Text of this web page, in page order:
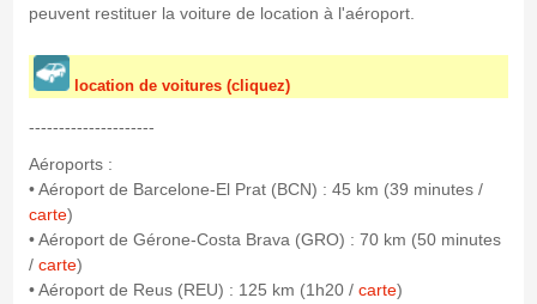
peuvent restituer la voiture de location à l'aéroport.
location de voitures (cliquez)
---------------------
Aéroports :
• Aéroport de Barcelone-El Prat (BCN) : 45 km (39 minutes /
carte)
• Aéroport de Gérone-Costa Brava (GRO) : 70 km (50 minutes
/ carte)
• Aéroport de Reus (REU) : 125 km (1h20 / carte)